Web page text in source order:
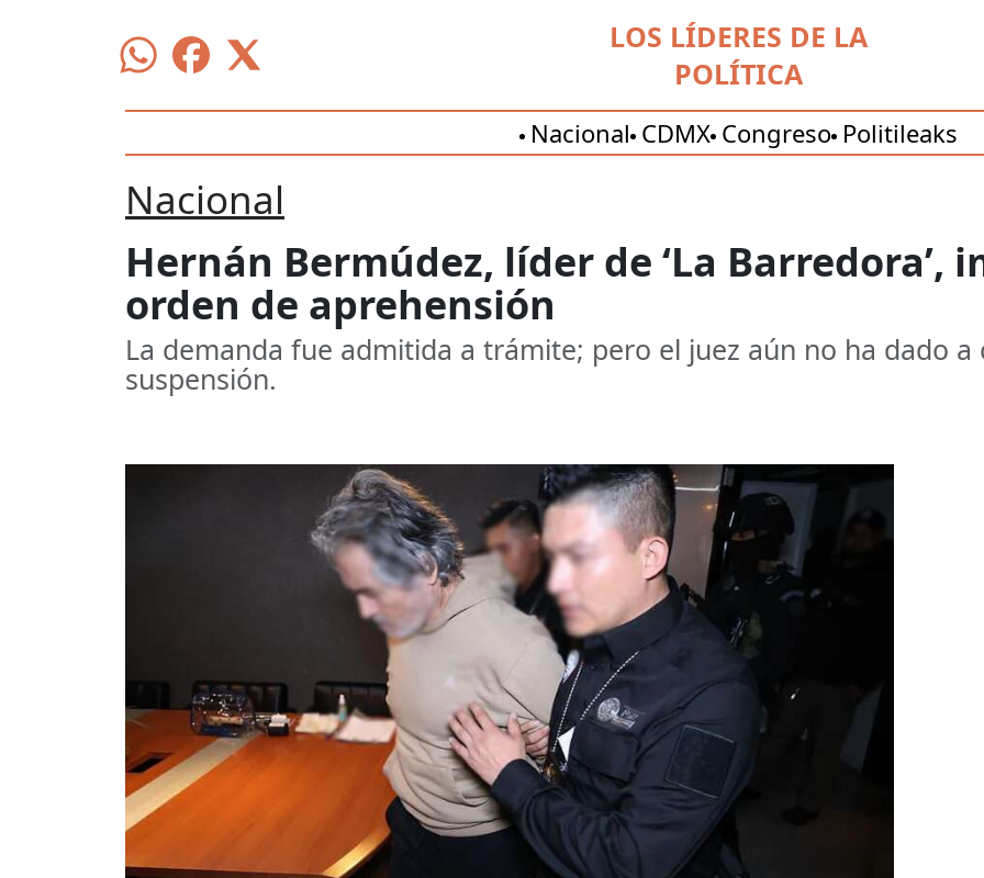
LOS LÍDERES DE LA
POLÍTICA
Nacional CDMX Congreso Politileaks
Nacional
Hernán Bermúdez, líder de ‘La Barredora’,
orden de aprehensión
La demanda fue admitida a trámite; pero el juez aún no ha dado a
suspensión.